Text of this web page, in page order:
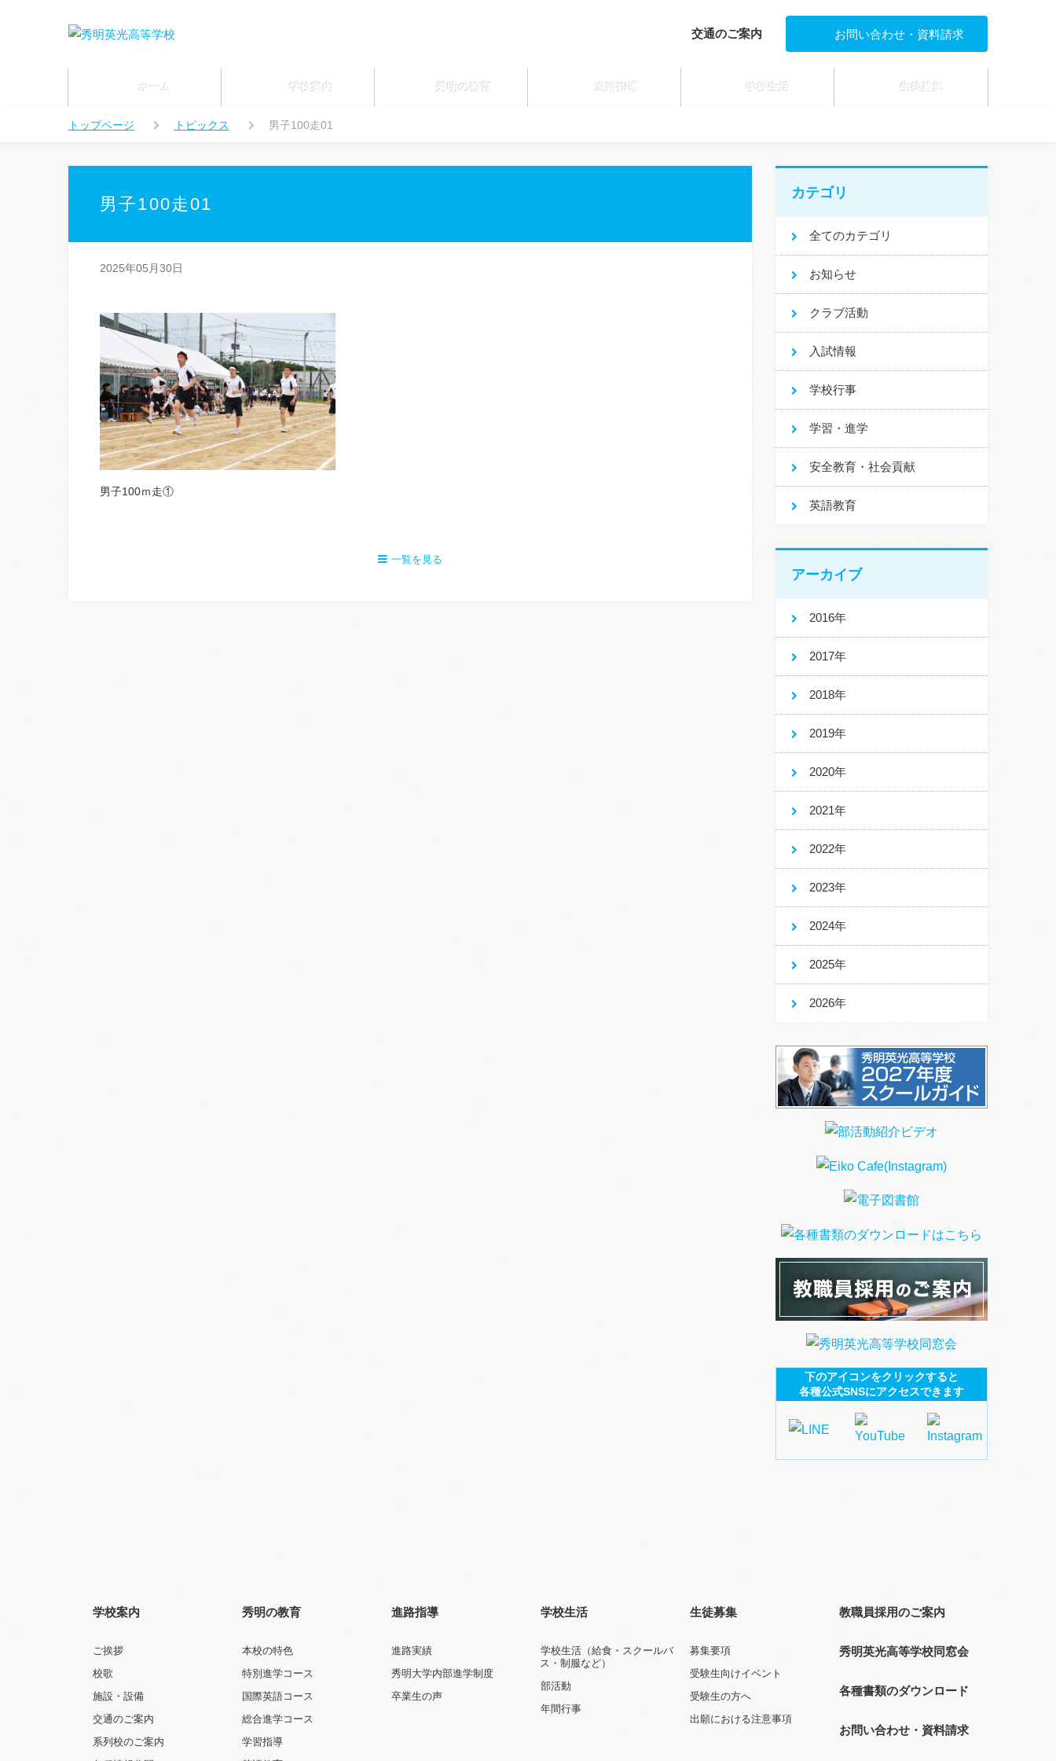
交通のご案内 お問い合わせ・資料請求
ホーム 学校案内 秀明の教育 進路指導 学校生活 生徒募集
トップページ トピックス 男子100走01
男子100走01
2025年05月30日
男子100ｍ走①
一覧を見る
カテゴリ
全てのカテゴリ
お知らせ
クラブ活動
入試情報
学校行事
学習・進学
安全教育・社会貢献
英語教育
アーカイブ
2016年
2017年
2018年
2019年
2020年
2021年
2022年
2023年
2024年
2025年
2026年
下のアイコンをクリックすると
各種公式SNSにアクセスできます
学校案内
ご挨拶
校歌
施設・設備
交通のご案内
系列校のご案内
秀明の教育
本校の特色
特別進学コース
国際英語コース
総合進学コース
学習指導
進路指導
進路実績
秀明大学内部進学制度
卒業生の声
学校生活
学校生活（給食・スクールバ
ス・制服など）
部活動
年間行事
生徒募集
募集要項
受験生向けイベント
受験生の方へ
出願における注意事項
教職員採用のご案内
秀明英光高等学校同窓会
各種書類のダウンロード
お問い合わせ・資料請求